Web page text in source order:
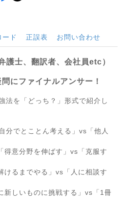
ード 正誤表 お問い合わせ
護士、翻訳者、会社員etc）
にファイナルアンサー！
法を「どっち？」形式で紹介し
分でとことん考える」vs「他人
意分野を伸ばす」vs「克服す
るまでやる」vs「人に相談す
新しいものに挑戦する」vs「1冊